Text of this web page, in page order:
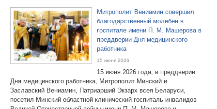
Митрополит Вениамин совершил
благодарственный молебен в
госпитале имени П. М. Машерова в
преддверии Дня медицинского
работника
15 июня 2026
15 июня 2026 года, в преддверии
Дня медицинского работника, Митрополит Минский и
Заславский Вениамин, Патриарший Экзарх всея Беларуси,
посетил Минский областной клинический госпиталь инвалидов